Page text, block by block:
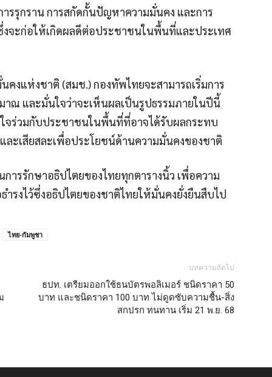
รุกราน การสกัดกั้นปัญหาความมั่นคง และการ
จะก่อให้เกิดผลดีต่อประชาชนในพื้นที่และประเทศ
งแห่งชาติ (สมช.) กองทัพไทยจะสามารถเริ่มการ
ณ และมั่นใจว่าจะเห็นผลเป็นรูปธรรมภายในปีนี้
จร่วมกับประชาชนในพื้นที่ที่อาจได้รับผลกระทบ
ะเสียสละเพื่อประโยชน์ด้านความมั่นคงของชาติ
ารรักษาอธิปไตยของไทยทุกตารางนิ้ว เพื่อความ
รงไว้ซึ่งอธิปไตยของชาติไทยให้มั่นคงยั่งยืนสืบไป
ไทย-กัมพูชา
บทความถัดไป
ธปท. เตรียมออกใช้ธนบัตรพอลิเมอร์ ชนิดราคา 50
บาท และชนิดราคา 100 บาท ไม่ดูดซับความชื้น-สิ่ง
สกปรก ทนทาน เริ่ม 21 พ.ย. 68